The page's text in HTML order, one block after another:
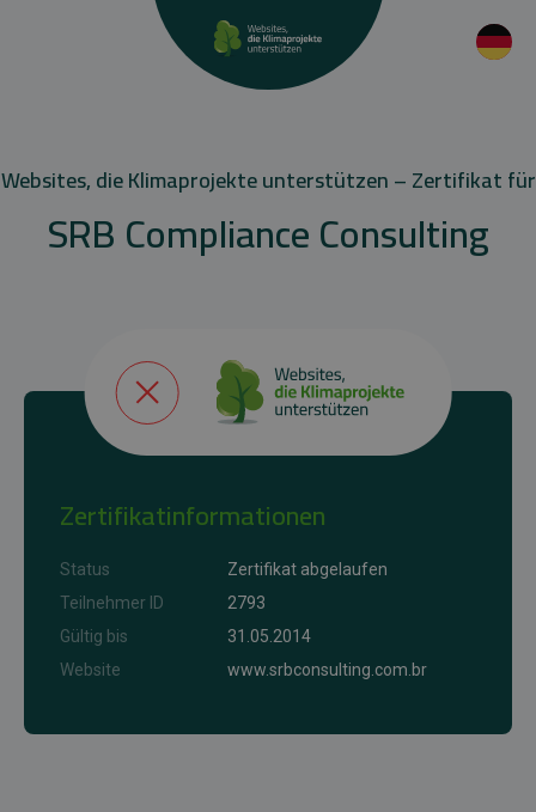
Websites, die Klimaprojekte unterstützen – Zertifikat für
SRB Compliance Consulting
Zertifikatinformationen
Status
Zertifikat abgelaufen
Teilnehmer ID
2793
Gültig bis
31.05.2014
Website
www.srbconsulting.com.br